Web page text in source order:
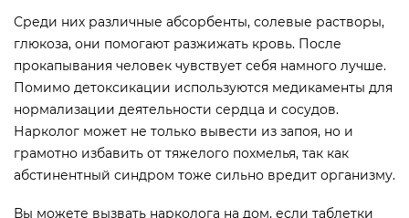
Среди них различные абсорбенты, солевые растворы,
глюкоза, они помогают разжижать кровь. После
прокапывания человек чувствует себя намного лучше.
Помимо детоксикации используются медикаменты для
нормализации деятельности сердца и сосудов.
Нарколог может не только вывести из запоя, но и
грамотно избавить от тяжелого похмелья, так как
абстинентный синдром тоже сильно вредит организму.
Вы можете вызвать нарколога на дом, если таблетки